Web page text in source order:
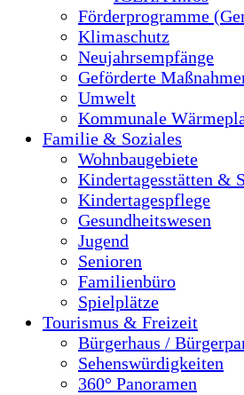
Förderprogramme
Klimaschutz
Neujahrsempfänge
Geförderte
Umwelt
Kommunale
Familie & Soziales
Wohnbaugebiete
Kindertagesstätten &
Kindertagespflege
Gesundheitswesen
Jugend
Senioren
Familienbüro
Spielplätze
Tourismus & Freizeit
Bürgerhaus /
Sehenswürdigkeiten
360° Panoramen